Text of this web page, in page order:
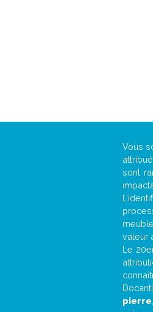
Vous
sont
valeur
Le
pierre